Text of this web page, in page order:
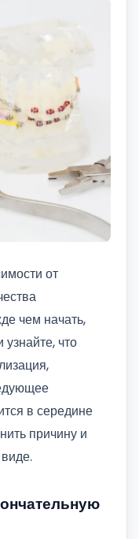
от
чем начать,
что
в середине
причину и